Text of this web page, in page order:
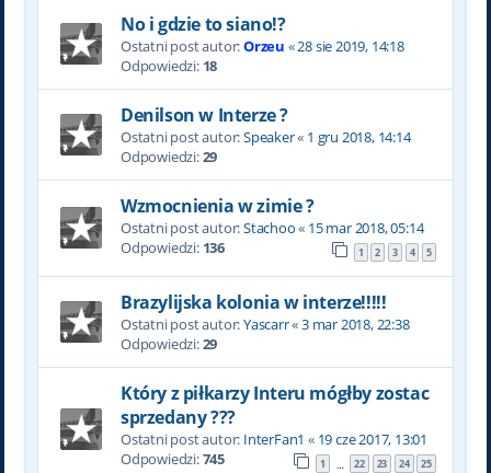
No i gdzie to siano!?
Ostatni post autor:Orzeu «28 sie 2019, 14:18
Odpowiedzi: 18
Denilson w Interze ?
Ostatni post autor:Speaker« 1 gru 2018, 14:14
Odpowiedzi:29
Wzmocnienia w zimie ?
Ostatni post autor:Stachoo« 15 mar 2018, 05:14
Odpowiedzi: 136 1 2 3 4 5
Brazylijska kolonia w interze!!!!!
Ostatni post autor:Yascarr«3 mar 2018, 22:38
Odpowiedzi:29
Który z piłkarzy Interu mógłby zostac
sprzedany ???
Ostatni post autor: InterFan1 « 19 cze 2017, 13:01
Odpowiedzi:745 1 … 22 23 24 25